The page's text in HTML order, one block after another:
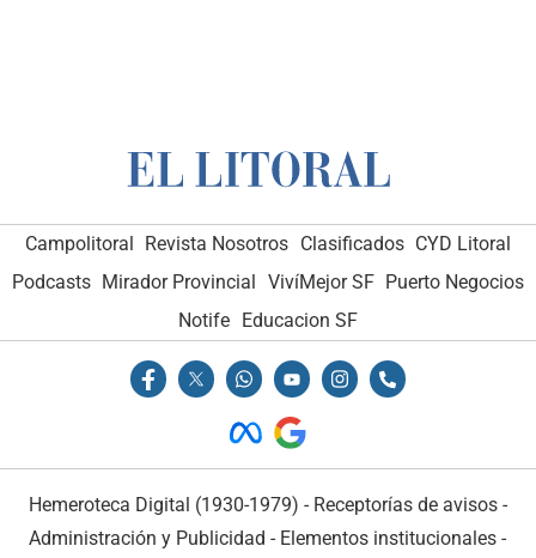
Campolitoral Revista Nosotros Clasificados CYD Litoral
Podcasts Mirador Provincial VivíMejor SF Puerto Negocios
Notife
Educacion SF
Hemeroteca Digital (1930-1979) - Receptorías de avisos -
Administración y Publicidad - Elementos institucionales -